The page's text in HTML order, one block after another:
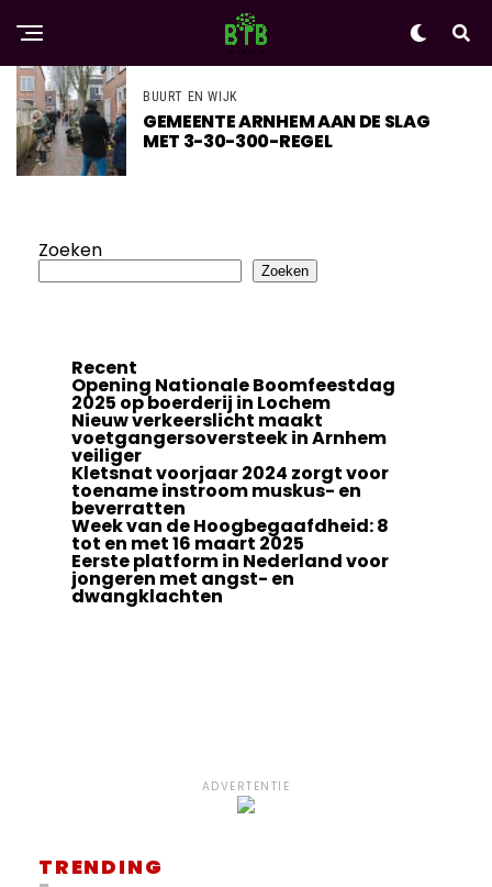
BUURT EN WIJK
GEMEENTE ARNHEM AAN DE SLAG
MET 3-30-300-REGEL
Zoeken
Zoeken
Recent
Opening Nationale Boomfeestdag
2025 op boerderij in Lochem
Nieuw verkeerslicht maakt
voetgangersoversteek in Arnhem
veiliger
Kletsnat voorjaar 2024 zorgt voor
toename instroom muskus- en
beverratten
Week van de Hoogbegaafdheid: 8
tot en met 16 maart 2025
Eerste platform in Nederland voor
jongeren met angst- en
dwangklachten
ADVERTENTIE
TRENDING